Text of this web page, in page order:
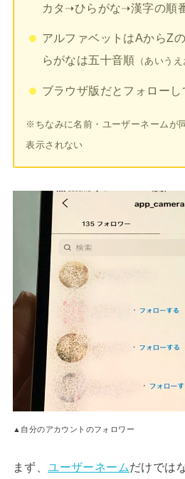
カタ➝ひらがな➝漢字の順
アルファベットはAからZ
らがなは五十音順 （あいうえ
ブラウザ版だとフォローし
※ちなみに名前・ユーザーネームが
表示されない
▲自分のアカウントのフォロワー
まず、ユーザーネームだけでは